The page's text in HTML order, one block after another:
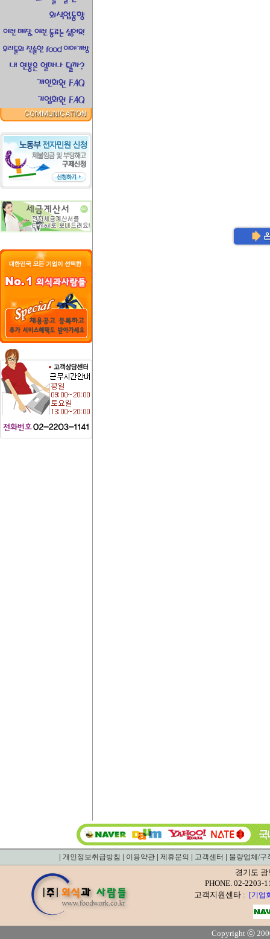
| 개인정보취급방침 | 이용약관| 제휴문의 | 고객센터 | 불량업체/구
경기도
PHONE. 02-2203-
고객지원센타 : [기업
Copyright ⓒ